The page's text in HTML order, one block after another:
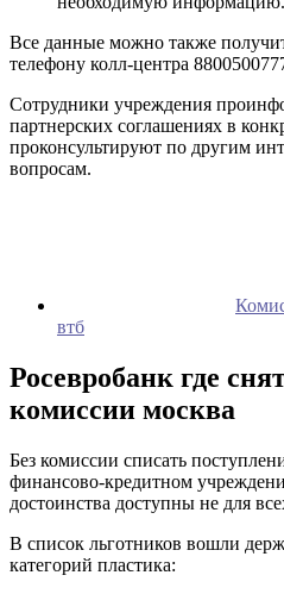
Все данные можно также
телефону колл-центра
Сотрудники учреждения
партнерских соглашениях в
проконсультируют по другим
вопросам.
втб
Росевробанк где
комиссии москва
Без комиссии списать
финансово-кредитном
достоинства доступны не для
В список льготников вошли
категорий пластика: